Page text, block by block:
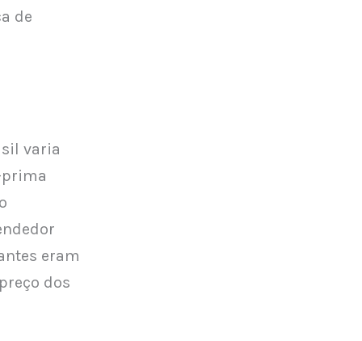
de
varia
prima
eram
dos